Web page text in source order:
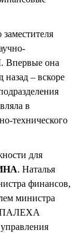
. Впервые она
назад – вскоре
в
технического
для
. Наталья
финансов,
министра
ПАЛЕХА